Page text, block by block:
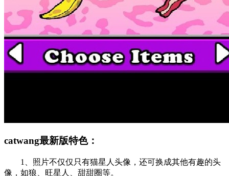
catwang最新版特色：
1、照片不仅仅只有猫星人头像，还可换成其他有趣的头
像，如狼、旺星人、甜甜圈等。